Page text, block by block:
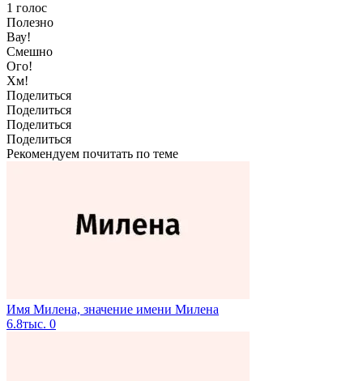
1 голос
Полезно
Вау!
Смешно
Ого!
Хм!
Поделиться
Поделиться
Поделиться
Поделиться
Рекомендуем почитать по теме
Имя Милена, значение имени Милена
6.8тыс. 0